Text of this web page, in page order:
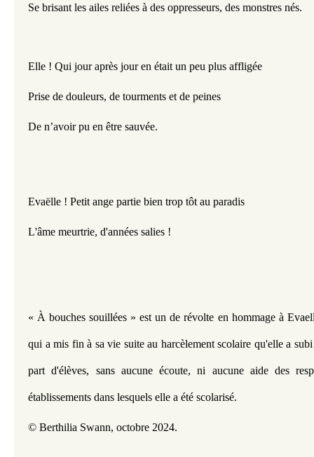
Se brisant les ailes reliées à des oppresseurs, des monstres nés.
Elle ! Qui jour après jour en était un peu plus affligée
Prise de douleurs, de tourments et de peines
De n’avoir pu en être sauvée.
Evaëlle ! Petit ange partie bien trop tôt au paradis
L'âme meurtrie, d'années salies !
« À bouches souillées » est un de révolte en hommage à
qui a mis fin à sa vie suite au harcèlement scolaire qu'elle a
part d'élèves, sans aucune écoute, ni aucune aide des
établissements dans lesquels elle a été scolarisé.
© Berthilia Swann, octobre 2024.